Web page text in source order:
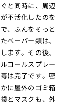
と同時に、周辺
不活化したのを
、ふんをそっと
ペーパー類は、
ます。その後、
コールスプレー
は完了です。密
に屋外のゴミ箱
とマスクも、外